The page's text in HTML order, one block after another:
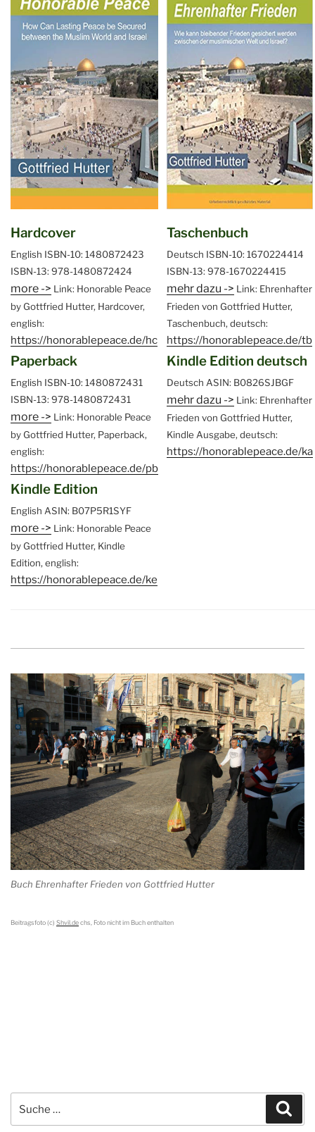
Hardcover
English ISBN-10: 1480872423
ISBN-13: 978-1480872424
more -> Link: Honorable Peace
by Gottfried Hutter, Hardcover,
english:
https://honorablepeace.de/hc
Paperback
English ISBN-10: 1480872431
ISBN-13: 978-1480872431
more -> Link: Honorable Peace
by Gottfried Hutter, Paperback,
english:
https://honorablepeace.de/pb
Kindle Edition
English ASIN: B07P5R1SYF
more -> Link: Honorable Peace
by Gottfried Hutter, Kindle
Edition, english:
https://honorablepeace.de/ke
Taschenbuch
Deutsch ISBN-10: 1670224414
ISBN-13: 978-1670224415
mehr dazu -> Link: Ehrenhafter
Frieden von Gottfried Hutter,
Taschenbuch, deutsch:
https://honorablepeace.de/tb
Kindle Edition deutsch
Deutsch ASIN: B0826SJBGF
mehr dazu -> Link: Ehrenhafter
Frieden von Gottfried Hutter,
Kindle Ausgabe, deutsch:
https://honorablepeace.de/ka
Buch Ehrenhafter Frieden von Gottfried Hutter
Beitragsfoto (c) Shvil.dechs, Foto nicht im Buch enthalten
nach: